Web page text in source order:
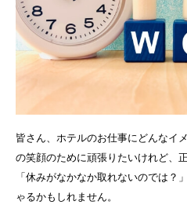
皆さん、ホテルのお仕事にどんなイ
の笑顔のために頑張りたいけれど、
「休みがなかなか取れないのでは？
ゃるかもしれません。